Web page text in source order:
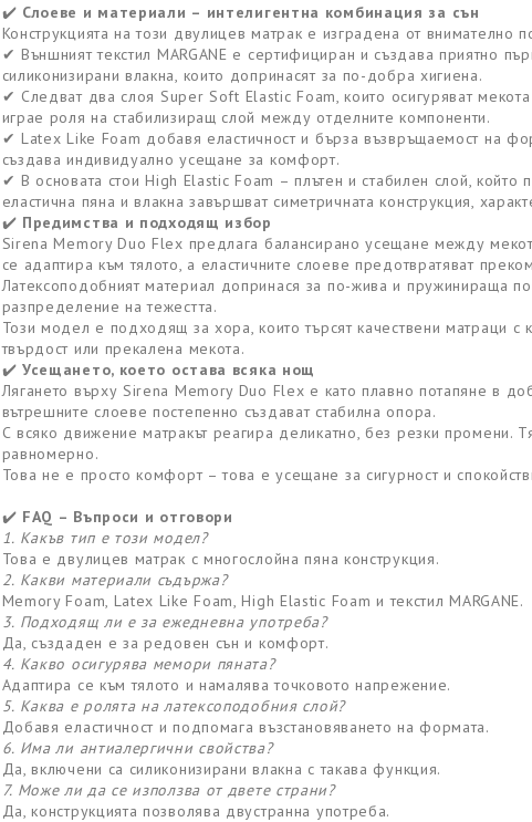
✔️ Слоеве и материали – интелигентна комбинация за сън
Конструкцията на този двулицев матрак е изградена от внимателно
✔ Външният текстил MARGANE е сертифициран и създава приятно
силиконизирани влакна, които допринасят за по-добра хигиена.
✔ Следват два слоя Super Soft Elastic Foam, които осигуряват
играе роля на стабилизиращ слой между отделните компоненти.
✔ Latex Like Foam добавя еластичност и бърза възвръщаемост на
създава индивидуално усещане за комфорт.
✔ В основата стои High Elastic Foam – плътен и стабилен слой,
еластична пяна и влакна завършват симетричната конструкция,
✔️ Предимства и подходящ избор
Sirena Memory Duo Flex предлага балансирано усещане между
се адаптира към тялото, а еластичните слоеве предотвратяват
Латексоподобният материал допринася за по-жива и пружинираща
разпределение на тежестта.
Този модел е подходящ за хора, които търсят качествени матраци с
твърдост или прекалена мекота.
✔️ Усещането, което остава всяка нощ
Лягането върху Sirena Memory Duo Flex е като плавно потапяне в
вътрешните слоеве постепенно създават стабилна опора.
С всяко движение матракът реагира деликатно, без резки промени.
равномерно.
Това не е просто комфорт – това е усещане за сигурност и
✔️ FAQ – Въпроси и отговори
1. Какъв тип е този модел?
Това е двулицев матрак с многослойна пяна конструкция.
2. Какви материали съдържа?
Memory Foam, Latex Like Foam, High Elastic Foam и текстил MARGANE.
3. Подходящ ли е за ежедневна употреба?
Да, създаден е за редовен сън и комфорт.
4. Какво осигурява мемори пяната?
Адаптира се към тялото и намалява точковото напрежение.
5. Каква е ролята на латексоподобния слой?
Добавя еластичност и подпомага възстановяването на формата.
6. Има ли антиалергични свойства?
Да, включени са силиконизирани влакна с такава функция.
7. Може ли да се използва от двете страни?
Да, конструкцията позволява двустранна употреба.